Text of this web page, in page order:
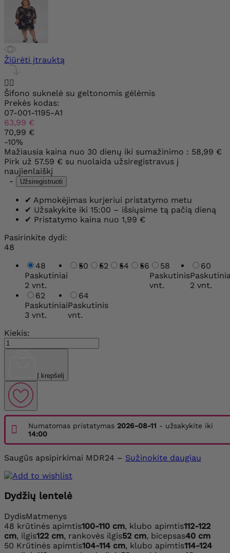
Žiūrėti įtrauktą

Šifono suknelė su geltonomis gėlėmis
Prekės kodas:
07-001-1195-A1
63,99 €
70,99 €
-10%
Mažiausia kaina nuo 30 dienų iki sumažinimo : 58,99 €
Pirk už 57.59 € su nuolaida užsiregistravus į
naujienlaiškį
-
Užsiregistruoti
✔ Apmokėjimas kurjeriui pristatymo metu
✔ Užsakykite iki 15:00 – išsiųsime tą pačią dieną
✔ Pristatymo kaina nuo 1,99 €
Pasirinkite dydi:
48
48
Paskutiniai
2 vnt.
50 52 54 56
58
Paskutinis
vnt.
60
2 vnt.
62
Paskutiniai
3 vnt.
64
Paskutinis
vnt.
Kiekis:
Į krepšelį
Numatomas pristatymas 2026-08-11 - užsakykite iki
14:00
Saugūs apsipirkimai MDR24 – Sužinokite daugiau
Dydžių lentelė
DydisMatmenys
48 krūtinės apimtis100-110 cm, klubo apimtis112-122
cm, ilgis122 cm, rankovės ilgis52 cm, bicepsas40 cm
50 Krūtinės apimtis104-114 cm, klubo apimtis114-124